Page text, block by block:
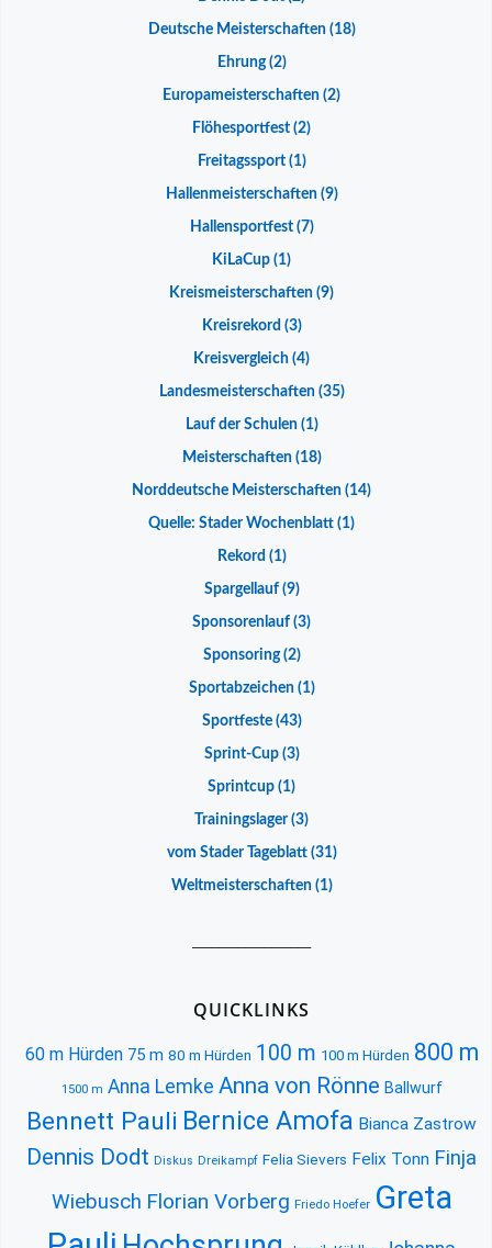
Deutsche Meisterschaften(18)
Ehrung(2)
Europameisterschaften (2)
Flöhesportfest (2)
Freitagssport(1)
Hallenmeisterschaften(9)
Hallensportfest(7)
KiLaCup (1)
Kreismeisterschaften (9)
Kreisrekord (3)
Kreisvergleich (4)
Landesmeisterschaften(35)
Lauf der Schulen(1)
Meisterschaften(18)
Norddeutsche Meisterschaften (14)
Quelle: Stader Wochenblatt (1)
Rekord (1)
Spargellauf(9)
Sponsorenlauf (3)
Sponsoring(2)
Sportabzeichen(1)
Sportfeste(43)
Sprint-Cup(3)
Sprintcup (1)
Trainingslager(3)
vom Stader Tageblatt(31)
Weltmeisterschaften(1)
QUICKLINKS
60 m Hürden 75 m 80 m Hürden 100 m 100 m Hürden 800 m
1500 m Anna Lemke Anna von Rönne Ballwurf
Bennett Pauli Bernice Amofa Bianca Zastrow
Dennis Dodt Diskus Dreikampf Felia Sievers Felix Tonn Finja
Wiebusch Florian Vorberg Friedo Hoefer Greta